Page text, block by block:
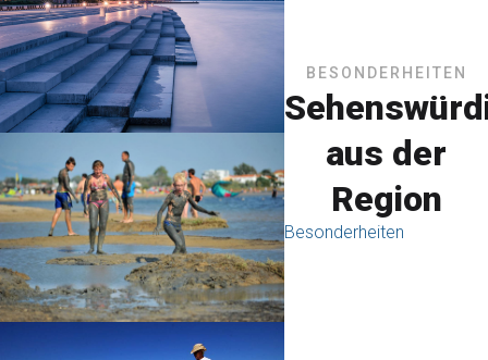
BESONDERHEITEN
aus der
Region
Besonderheiten